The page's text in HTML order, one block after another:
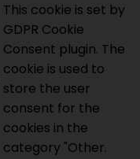
This cookie is set by
GDPR Cookie
Consent plugin. The
cookie is used to
store the user
consent for the
cookies in the
category "Other.